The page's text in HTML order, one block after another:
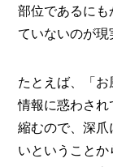
部位であるに
ていないのが現
たとえば、「
情報に惑わさ
縮むので、深
いということ